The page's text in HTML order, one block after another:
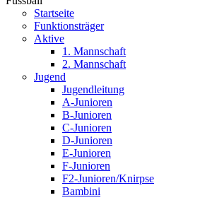
Startseite
Funktionsträger
Aktive
1. Mannschaft
2. Mannschaft
Jugend
Jugendleitung
A-Junioren
B-Junioren
C-Junioren
D-Junioren
E-Junioren
F-Junioren
F2-Junioren/Knirpse
Bambini